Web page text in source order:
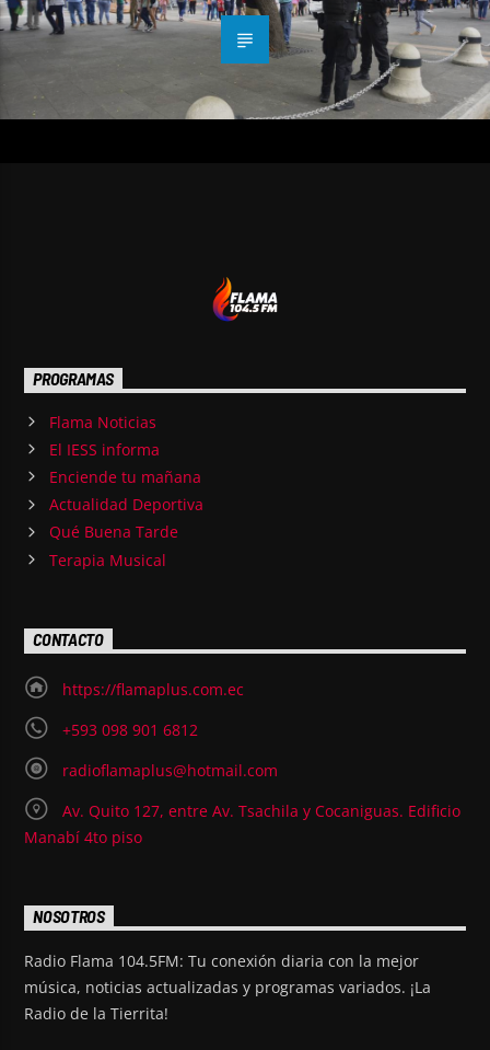
PROGRAMAS
Flama Noticias
El IESS informa
Enciende tu mañana
Actualidad Deportiva
Qué Buena Tarde
Terapia Musical
CONTACTO
https://flamaplus.com.ec
+593 098 901 6812
radioflamaplus@hotmail.com
Av. Quito 127, entre Av. Tsachila y Cocaniguas. Edificio
Manabí 4to piso
NOSOTROS
Radio Flama 104.5FM: Tu conexión diaria con la mejor
música, noticias actualizadas y programas variados. ¡La
Radio de la Tierrita!